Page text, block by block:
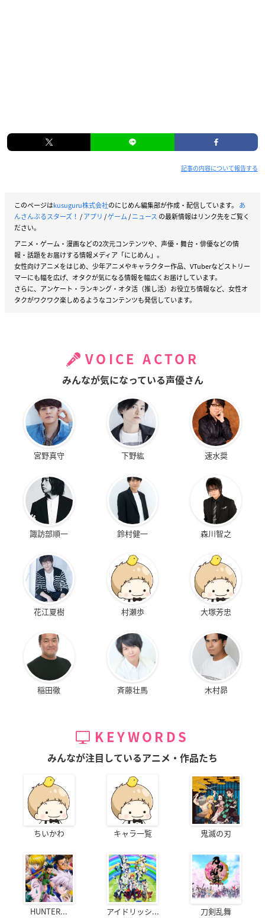
記事の内容について報告する
このページはkusuguru株式会社のにじめん編集部が作成・配信しています。 あ
んさんぶるスターズ！ /アプリ /ゲーム/ニュース の最新情報はリンク先をご覧く
ださい。
アニメ・ゲーム・漫画などの2次元コンテンツや、声優・舞台・俳優などの情
報・話題をお届けする情報メディア「にじめん」。
女性向けアニメをはじめ、少年アニメやキャラクター作品、VTuberなどストリー
マーにも幅を広げ、オタクが気になる情報を幅広くお届けしています。
さらに、アンケート・ランキング・オタ活（推し活）お役立ち情報など、女性オ
タクがワクワク楽しめるようなコンテンツも発信しています。
VOICE ACTOR
みんなが気になっている声優さん
宮野真守 下野紘 速水奨
諏訪部順一 鈴村健一 森川智之
花江夏樹 村瀬歩 大塚芳忠
稲田徹 斉藤壮馬 木村昴
KEYWORDS
みんなが注目しているアニメ・作品たち
ちいかわ キャラ一覧 鬼滅の刃
HUNTER... アイドリッシ... 刀剣乱舞